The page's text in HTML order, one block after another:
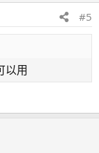
#5
以用